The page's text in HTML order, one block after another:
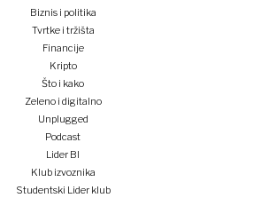
Biznis i politika
Tvrtke i tržišta
Financije
Kripto
Što i kako
Zeleno i digitalno
Unplugged
Podcast
Lider BI
Klub izvoznika
Studentski Lider klub